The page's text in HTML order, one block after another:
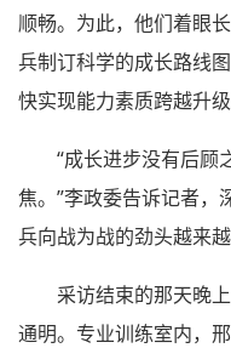
顺畅。为此，他们着眼
兵制订科学的成长路线
快实现能力素质跨越升级
“成长进步没有后顾
焦。”李政委告诉记者，
兵向战为战的劲头越来
采访结束的那天晚
通明。专业训练室内，